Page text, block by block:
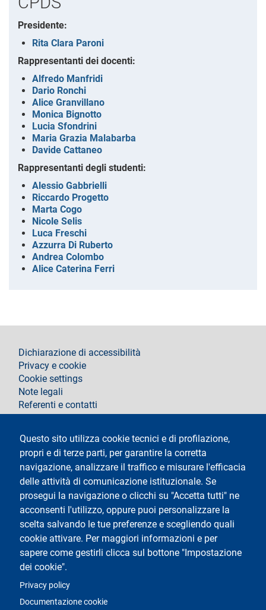
Presidente:
Rita Clara Paroni
Rappresentanti dei docenti:
Alfredo Manfridi
Dario Ronchi
Alice Granvillano
Monica Bignotto
Lucia Sfondrini
Maria Grazia Malabarba
Davide Cattaneo
Rappresentanti degli studenti:
Alessio Gabbrielli
Riccardo Progetto
Marta Cogo
Nicole Selis
Luca Freschi
Azzurra Di Ruberto
Andrea Colombo
Alice Caterina Ferri
Questo sito utilizza cookie tecnici e di profilazione,
propri e di terze parti, per garantire la corretta
navigazione, analizzare il traffico e misurare l'efficacia
delle attività di comunicazione istituzionale. Se
prosegui la navigazione o clicchi su "Accetta tutti" ne
acconsenti l'utilizzo, oppure puoi personalizzare la
scelta salvando le tue preferenze e scegliendo quali
cookie attivare. Per maggiori informazioni e per
sapere come gestirli clicca sul bottone "Impostazione
dei cookie".
Privacy policy
Documentazione cookie
footer
Dichiarazione di accessibilità
Privacy e cookie
Cookie settings
Note legali
Referenti e contatti
Testo
Università degli Studi di Milano
Via Festa del Perdono 7 - 20122 Milano
Tel.+39 02 5032 5032
Posta elettronica certificata
Logo